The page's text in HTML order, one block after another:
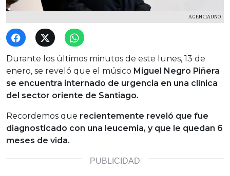
AGENCIAUNO
Durante los últimos minutos de este lunes, 13 de
enero, se reveló que el músico Miguel Negro Piñera
se encuentra internado de urgencia en una clínica
del sector oriente de Santiago.
Recordemos que recientemente reveló que fue
diagnosticado con una leucemia, y que le quedan 6
meses de vida.